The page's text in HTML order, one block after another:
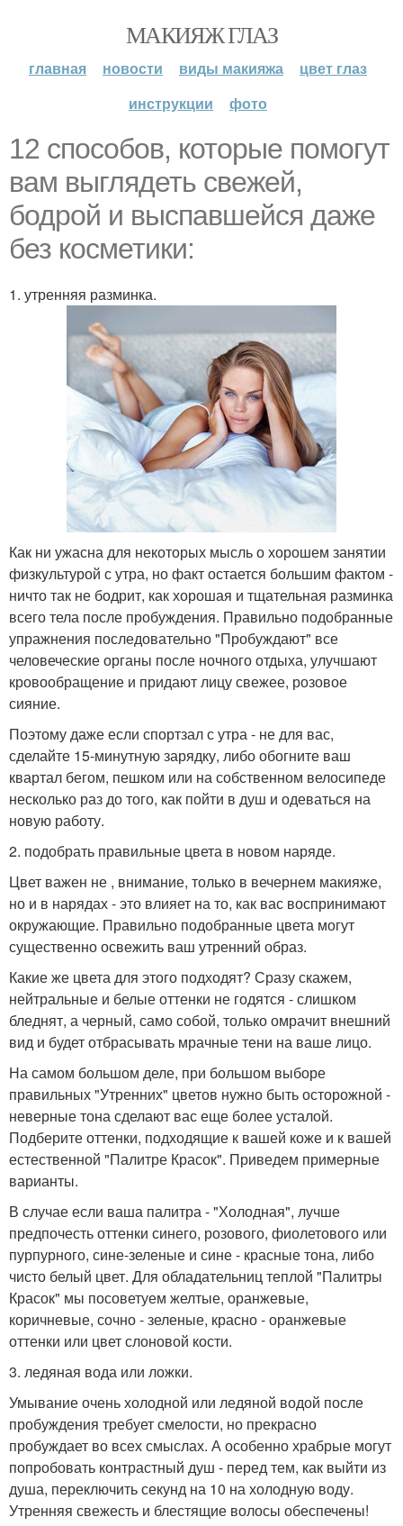
МАКИЯЖ ГЛАЗ
главная новости виды макияжа
цвет глаз
инструкции
фото
12 способов, которые помогут
вам выглядеть свежей,
бодрой и выспавшейся даже
без косметики:
1. утренняя разминка.
Как ни ужасна для некоторых мысль о хорошем занятии
физкультурой с утра, но факт остается большим фактом -
ничто так не бодрит, как хорошая и тщательная разминка
всего тела после пробуждения. Правильно подобранные
упражнения последовательно "Пробуждают" все
человеческие органы после ночного отдыха, улучшают
кровообращение и придают лицу свежее, розовое
сияние.
Поэтому даже если спортзал с утра - не для вас,
сделайте 15-минутную зарядку, либо обогните ваш
квартал бегом, пешком или на собственном велосипеде
несколько раз до того, как пойти в душ и одеваться на
новую работу.
2. подобрать правильные цвета в новом наряде.
Цвет важен не , внимание, только в вечернем макияже,
но и в нарядах - это влияет на то, как вас воспринимают
окружающие. Правильно подобранные цвета могут
существенно освежить ваш утренний образ.
Какие же цвета для этого подходят? Сразу скажем,
нейтральные и белые оттенки не годятся - слишком
бледнят, а черный, само собой, только омрачит внешний
вид и будет отбрасывать мрачные тени на ваше лицо.
На самом большом деле, при большом выборе
правильных "Утренних" цветов нужно быть осторожной -
неверные тона сделают вас еще более усталой.
Подберите оттенки, подходящие к вашей коже и к вашей
естественной "Палитре Красок". Приведем примерные
варианты.
В случае если ваша палитра - "Холодная", лучше
предпочесть оттенки синего, розового, фиолетового или
пурпурного, сине-зеленые и сине - красные тона, либо
чисто белый цвет. Для обладательниц теплой "Палитры
Красок" мы посоветуем желтые, оранжевые,
коричневые, сочно - зеленые, красно - оранжевые
оттенки или цвет слоновой кости.
3. ледяная вода или ложки.
Умывание очень холодной или ледяной водой после
пробуждения требует смелости, но прекрасно
пробуждает во всех смыслах. А особенно храбрые могут
попробовать контрастный душ - перед тем, как выйти из
душа, переключить секунд на 10 на холодную воду.
Утренняя свежесть и блестящие волосы обеспечены!